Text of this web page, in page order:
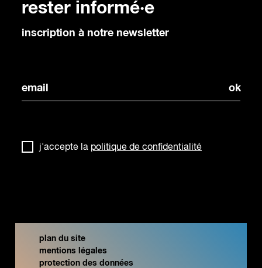
rester informé·e
inscription à notre newsletter
j'accepte la politique de confidentialité
plan du site
mentions légales
protection des données